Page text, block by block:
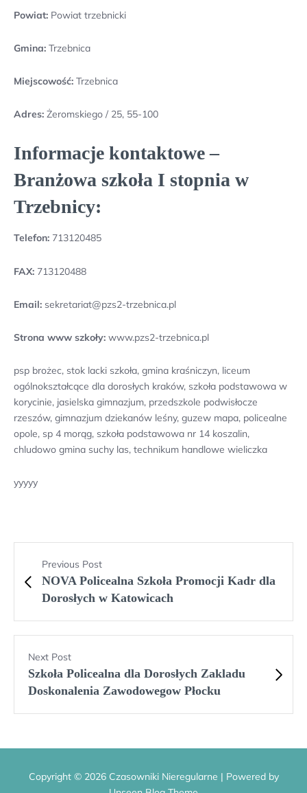
Powiat: Powiat trzebnicki
Gmina: Trzebnica
Miejscowość: Trzebnica
Adres: Żeromskiego / 25, 55-100
Informacje kontaktowe –
Branżowa szkoła I stopnia w
Trzebnicy:
Telefon: 713120485
FAX: 713120488
Email: sekretariat@pzs2-trzebnica.pl
Strona www szkoły: www.pzs2-trzebnica.pl
psp brożec, stok lacki szkoła, gmina kraśniczyn, liceum
ogólnokształcące dla dorosłych kraków, szkoła podstawowa w
korycinie, jasielska gimnazjum, przedszkole podwisłocze
rzeszów, gimnazjum dziekanów leśny, guzew mapa, policealne
opole, sp 4 morąg, szkoła podstawowa nr 14 koszalin,
chludowo gmina suchy las, technikum handlowe wieliczka
yyyyy
Previous Post
NOVA Policealna Szkoła Promocji Kadr dla
Dorosłych w Katowicach
Next Post
Szkoła Policealna dla Dorosłych Zakladu
Doskonalenia Zawodowegow Płocku
Copyright © 2026 Czasowniki Nieregularne | Powered by